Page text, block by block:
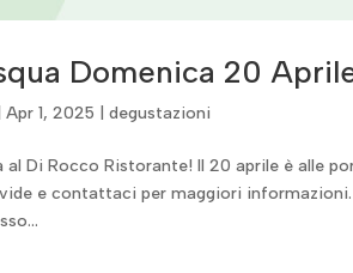
Domenica 20
|Apr 1, 2025 |degustazioni
al Di Rocco Ristorante! Il 20 aprile è alle
e contattaci per maggiori